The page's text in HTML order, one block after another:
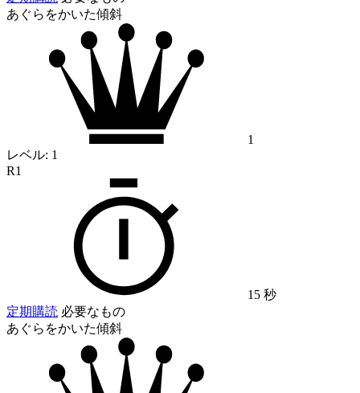
あぐらをかいた傾斜
1
レベル: 1
R1
15 秒
定期購読 必要なもの
あぐらをかいた傾斜